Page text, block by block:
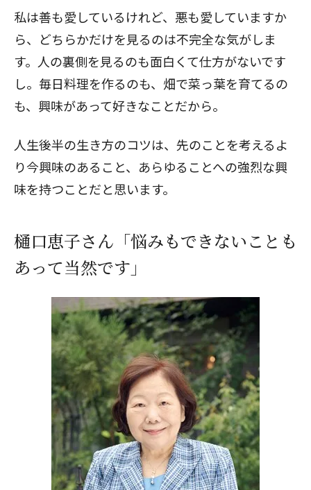
私は善も愛しているけれど、悪も愛していますか
ら、どちらかだけを見るのは不完全な気がしま
す。人の裏側を見るのも面白くて仕方がないです
し。毎日料理を作るのも、畑で菜っ葉を育てるの
も、興味があって好きなことだから。
人生後半の生き方のコツは、先のことを考えるよ
り今興味のあること、あらゆることへの強烈な興
味を持つことだと思います。
樋口恵子さん「悩みもできないことも
あって当然です」